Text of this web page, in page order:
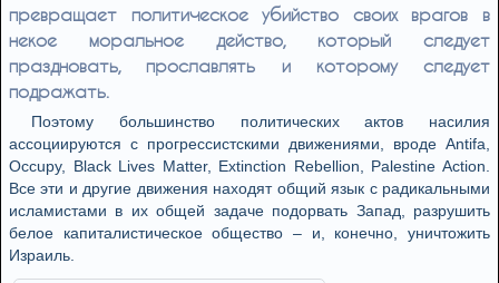
превращает политическое убийство своих врагов в
некое моральное действо, который следует
праздновать, прославлять и которому следует
подражать.
Поэтому большинство политических актов насилия
ассоциируются с прогрессистскими движениями, вроде Antifa,
Occupy, Black Lives Matter, Extinction Rebellion, Palestine Action.
Все эти и другие движения находят общий язык с радикальными
исламистами в их общей задаче подорвать Запад, разрушить
белое капиталистическое общество – и, конечно, уничтожить
Израиль.